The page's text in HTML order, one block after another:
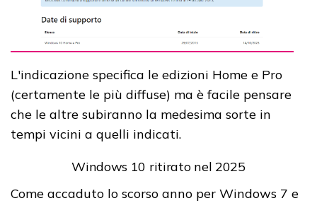
L'indicazione specifica le edizioni Home e Pro
(certamente le più diffuse) ma è facile pensare
che le altre subiranno la medesima sorte in
tempi vicini a quelli indicati.
Windows 10 ritirato nel 2025
Come accaduto lo scorso anno per Windows 7 e